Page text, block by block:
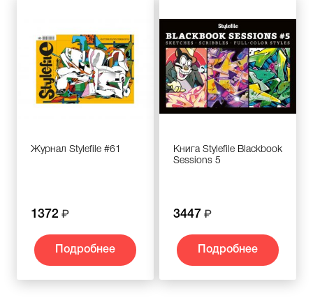
Журнал Stylefile #61
1372
Подробнее
Книга Stylefile Blackbook
Sessions 5
3447
Подробнее